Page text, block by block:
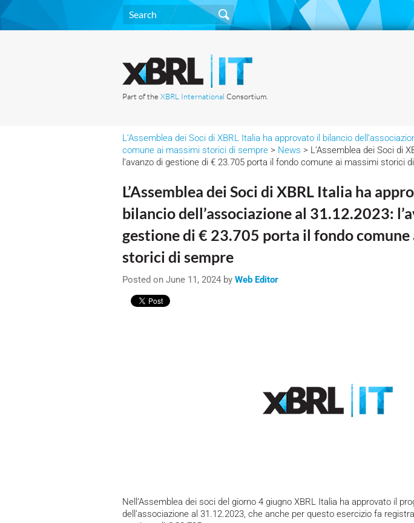
Part of the XBRL International Consortium.
L’Assemblea dei Soci di XBRL Italia ha approvato il bilancio
comune ai massimi storici di sempre > News > L’Assemblea dei Soci di
l’avanzo di gestione di € 23.705 porta il fondo comune ai massimi storici
L’Assemblea dei Soci di XBRL Italia ha
bilancio dell’associazione al 31.12.2023:
gestione di € 23.705 porta il fondo comune
storici di sempre
Posted on June 11, 2024 by Web Editor
Nell’Assemblea dei soci del giorno 4 giugno XBRL Italia ha approvato il
dell’associazione al 31.12.2023, che anche per questo esercizio fa